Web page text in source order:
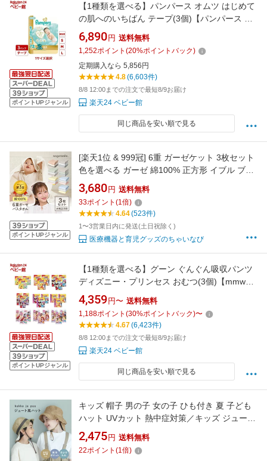
ポイントUPジャンル
【1種類を選べる】パンパース オムツ はじめて
の肌へのいちばん テープ(3個)【パンパース 肌
へのいちばん】[肌へのいちばん]
6,890 円 送料無料
1,252ポイント (20%ポイントバック)
定期購入なら 5,856円
4.8(6,603件)
8/8 12:00までの注文で最短8/9お届け
楽天24 ベビー館
同じ商品を安い順で見る
ポイントUPジャンル
[楽天1位 & 999冠] 6重 ガーゼケット 3枚セット
色を選べる ガーゼ 綿100% 正方形 イブル ブラ
ンケット ベビーバスタオル シーツ おくるみ 授
乳ケープ イブルガーゼ ベビーガーゼ バスタオ
ル 赤ちゃん タオル ちゃいなび
3,680 円 送料無料
33ポイント (1倍)
4.64(523件)
1〜3営業日内に発送(土日祝除く)
医療機器と育児グッズのちゃいなび
ポイントUPジャンル
【1種類を選べる】グーン ぐんぐん吸収パンツ
ディズニー・プリンセス おむつ(3個)【mmw】
【グーン(GOO.N)】[オムツ 紙おむつ 紙オムツ]
4,359 円〜 送料無料
1,188ポイント (30%ポイントバック)〜
4.67(6,423件)
8/8 12:00までの注文で最短8/9お届け
楽天24 ベビー館
同じ商品を安い順で見る
キッズ 帽子 男の子 女の子 ひも付き 夏 子ども
ハット UVカット 熱中症対策／キッズ ジュート
風帽子 保冷剤ポケット＆日よけタレ付き／
kukka ja puu クッカヤプー【ネコポス送料無
料】
2,475 円 送料無料
22ポイント (1倍)